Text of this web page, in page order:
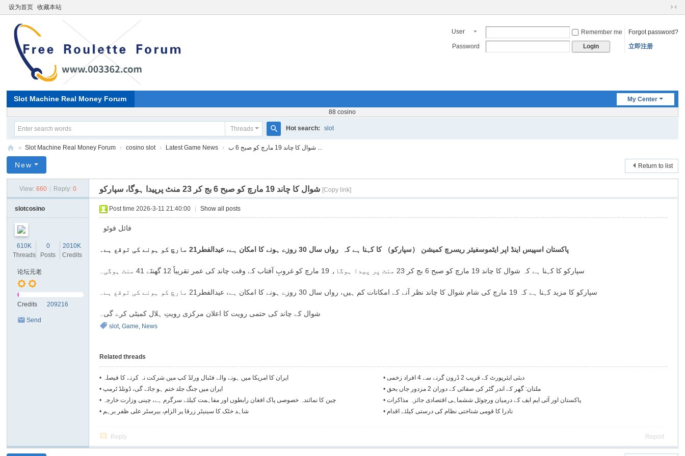
设为首页 收藏本站
N
ro
User
Remember me
Forgot password?
Password
Login 立即注册
My Center
Slot Machine Real Money Forum
88 cosino
Threads
S
r
c
Hot search: slot
ki
ot
» Slot Machine Real Money Forum › cosino slot › Latest Game News › شوال کا چاند 19 مارچ کو صبح 6 ب ...
Return to list
New
View: 660 Reply: 0 شوال کا چاند 19 مارچ کو صبح 6 بج کر 23 منٹ پرپیدا ہوگا، سپارکو [Copy link]
slotcosino
610K
Threads
0
Posts
2010K
Credits
论坛元老
Credits 209216
Send
Post time 2026-3-11 21:40:00 Show all posts
پاکستان اسپیس اینڈ اپر ایٹموسفیئر ریسرچ کمیشن （سپارکو） کا کہنا ہے کہ رواں سال 30 روزے ہونے کا امکان ہے، عیدالفطر21 مارچ کو ہونے کی توقع ہے۔
سپارکو کا کہنا ہے کہ شوال کا چاند 19 مارچ کو صبح 6 بج کر 23 منٹ پر پیدا ہوگا، 19 مارچ کو غروبِ آفتاب کے وقت چاند کی عمر تقریباً 12 گھنٹے 41 منٹ ہوگی۔
سپارکو کا مزید کہنا ہے کہ 19 مارچ کی شام شوال کا چاند نظر آنے کے امکانات کم ہیں، رواں سال 30 روزے ہونے کا امکان ہے، عیدالفطر21 مارچ کو ہونے کی توقع ہے۔
شوال کے چاند کی حتمی رویت کا اعلان مرکزی رویتِ ہلال کمیٹی کرے گی۔
slot,Game, News
Related threads
• ایران کا امریکا میں ہونے والے فٹبال ورلڈ کپ میں شرکت نہ کرنے کا فیصلہ •
دبئی ایئرپورٹ کے قریب 2 ڈرون گرنے سے 4 افراد زخمی
•ایران میں جنگ جلد ختم ہو جائے گی، ڈونلڈ ٹرمپ •
ملتان: گھر کے اندر گٹر کی صفائی کے دوران 2 مزدور جاں بحق
• چین کا نمائندہ خصوصی پاک افغان رابطوں اور مفاہمت کیلئے سرگرم ہے، چینی وزارت خارجہ •پاکستان اور آئی ایم ایف کے درمیان ورچوئل ششماہی اقتصادی جائزہ مذاکرات
• شاہد خٹک کا سینیٹر زرقا پر الزام، بیرسٹر علی ظفر برہم • نادرا کا قومی شناختی نظام کی درستی کیلئے اقدام
Reply Report